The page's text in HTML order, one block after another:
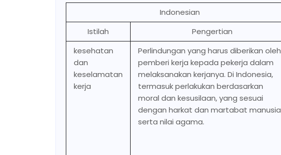
Indonesian
Istilah
Pengertian
kesehatan
dan
keselamatan
kerja
Perlindungan yang harus diberikan oleh
pemberi kerja kepada pekerja dalam
melaksanakan kerjanya. Di Indonesia,
termasuk perlakukan berdasarkan
moral dan kesusilaan, yang sesuai
dengan harkat dan martabat manusia
serta nilai agama.